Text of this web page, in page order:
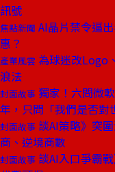
訊號
焦點新聞 AI晶片禁令逼
惠？
產業風雲 為球迷改Logo
浪法
封面故事 獨家！六問微
年，只問「我們是否對
封面故事 談AI策略》突
商、逆境商數
封面故事 談AI入口爭霸